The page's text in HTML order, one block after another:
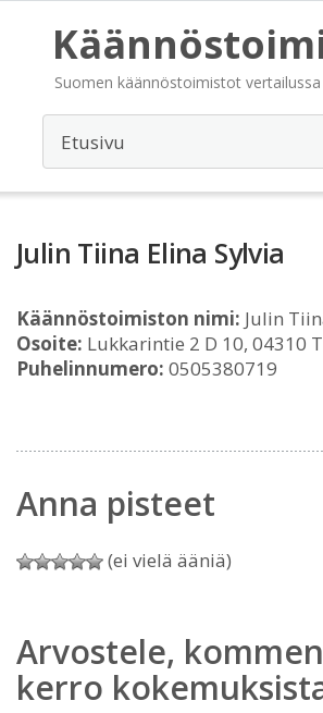
Suomen käännöstoimistot vertailussa
Julin Tiina Elina Sylvia
Käännöstoimiston nimi: Julin
Osoite: Lukkarintie 2 D 10, 04310
Puhelinnumero: 0505380719
Anna pisteet
(ei vielä ääniä)
Arvostele,
kerro